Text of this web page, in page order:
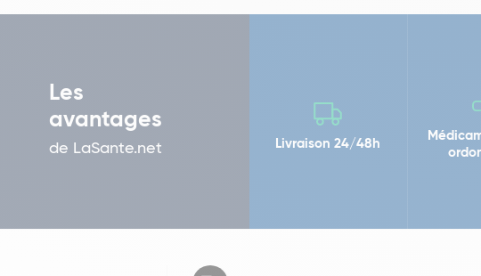
Les
avantages
de LaSante.net Livraison 24/48h